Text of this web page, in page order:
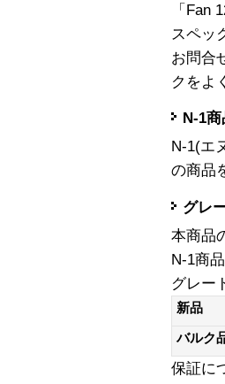
「Fan
スペッ
お問合
クをよ
N-1
N-1(エ
の商品
グレ
本商品
N-1商
グレー
新
バル
保証に